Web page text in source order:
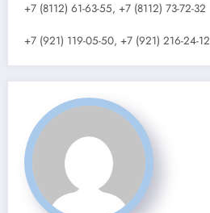
+7 (8112) 61-63-55, +7 (8112) 73-72-32
+7 (921) 119-05-50, +7 (921) 216-24-12